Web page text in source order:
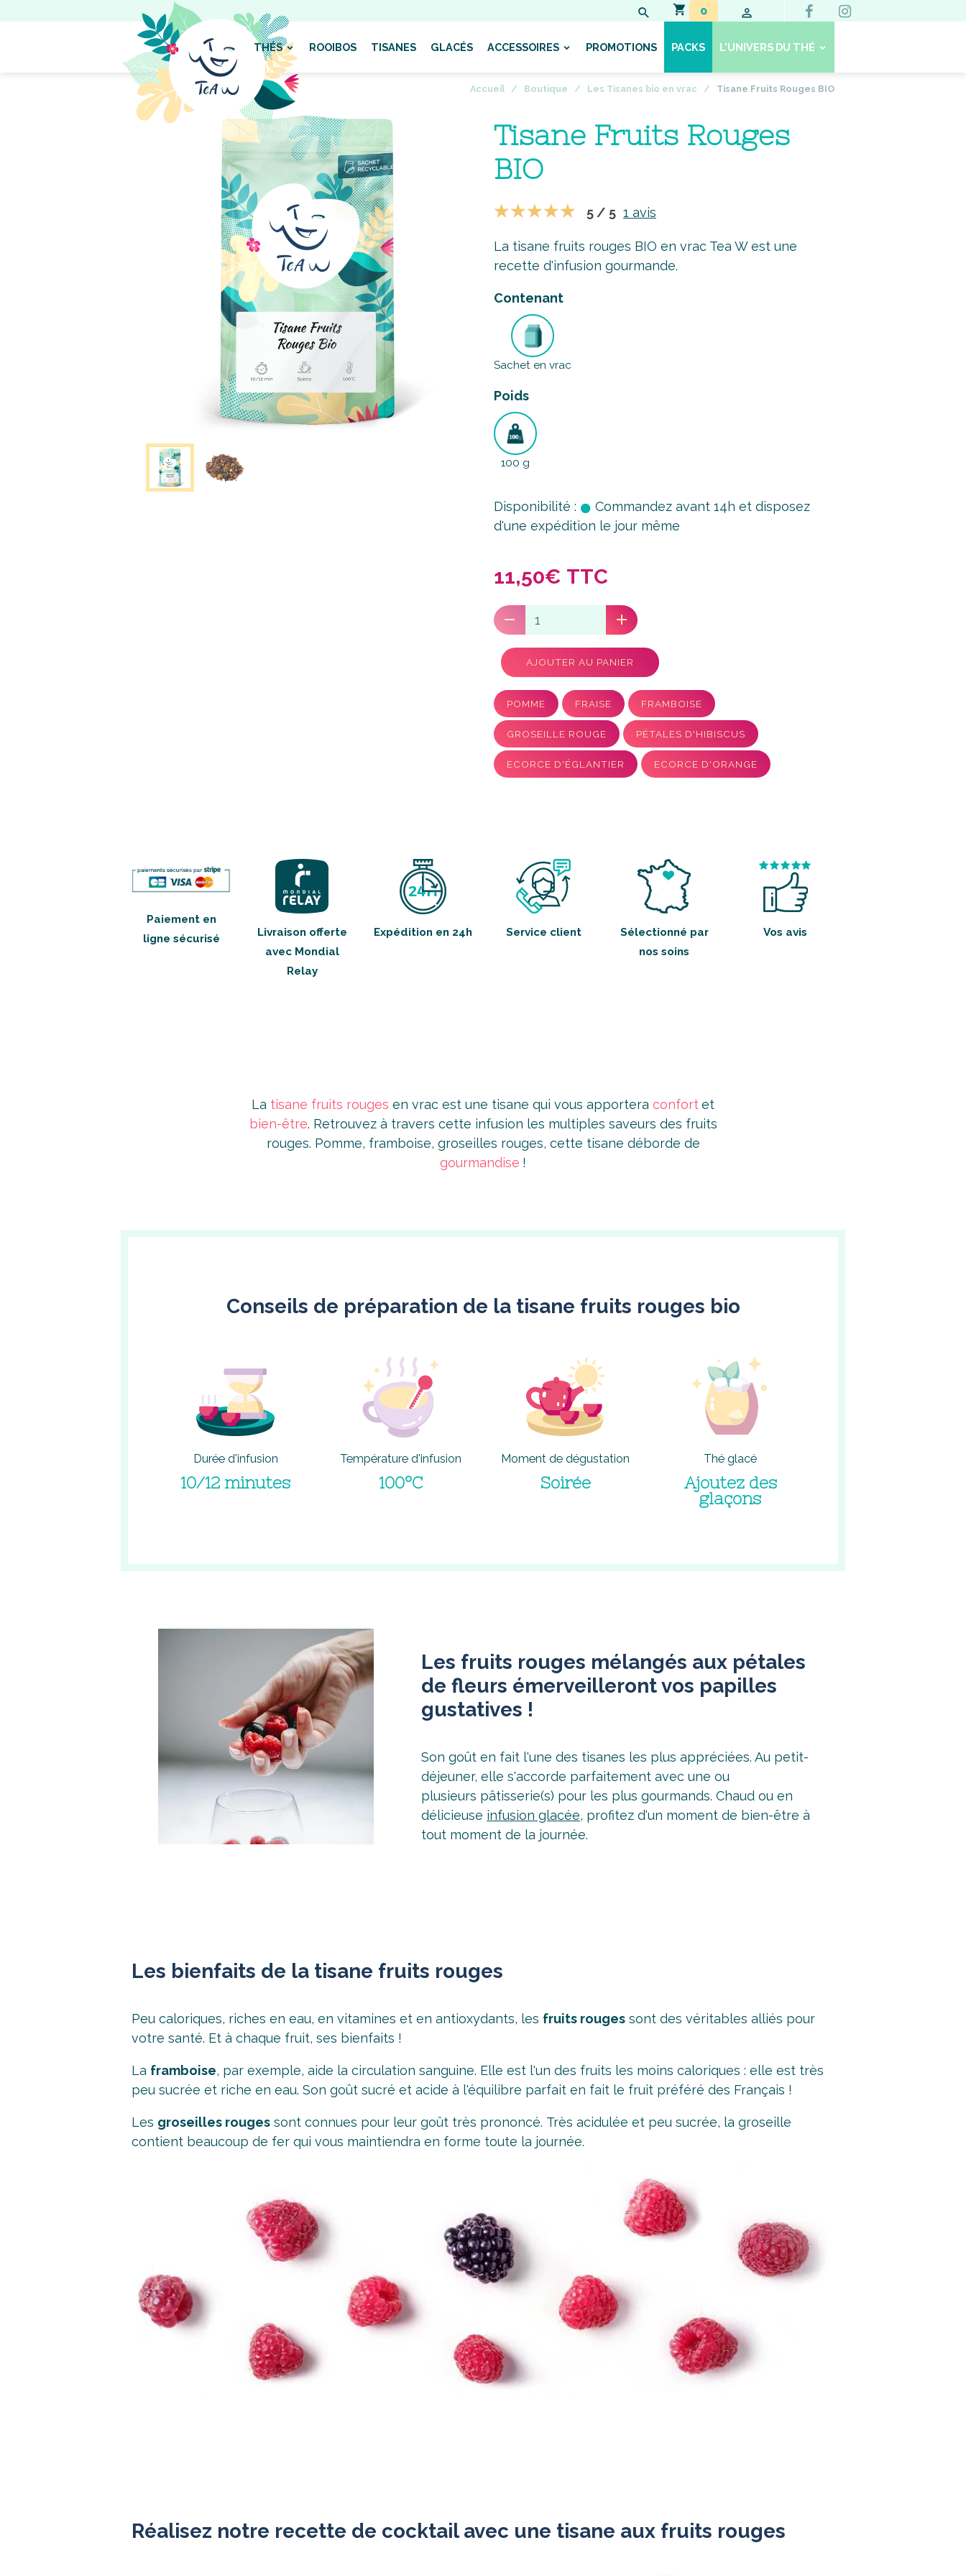
THÉS ROOIBOS TISANES GLACÉS ACCESSOIRES PROMOTIONS PACKS L'UNIVERS DU THÉ
0
Accueil Boutique Les Tisanes bio en vrac Tisane Fruits Rouges BIO
Tisane Fruits Rouges
BIO
5 / 5 1 avis
La tisane fruits rouges BIO en vrac Tea W est une
recette d'infusion gourmande.
Contenant
Sachet en vrac
Poids
100 g
Disponibilité :
Commandez avant 14h et disposez
d'une expédition le jour même
11,50€ TTC
AJOUTER AU PANIER
POMME FRAISE FRAMBOISE
GROSEILLE ROUGE PÉTALES D'HIBISCUS
ECORCE D'ÉGLANTIER ECORCE D'ORANGE
Paiement en
ligne sécurisé
Livraison offerte
avec Mondial
Relay
Expédition en 24h Service client
Sélectionné par
nos soins
Vos avis
La tisane fruits rouges en vrac est une tisane qui vous apportera confortet
bien-être. Retrouvez à travers cette infusion les multiples saveurs des fruits
rouges. Pomme, framboise, groseilles rouges, cette tisane déborde de
gourmandise !
Conseils de préparation de la tisane fruits rouges bio
Durée d'infusion
10/12 minutes
Température d'infusion
100°C
Moment de dégustation
Soirée
Thé glacé
Ajoutez des
glaçons
Les fruits rouges mélangés aux pétales
de fleurs émerveilleront vos papilles
gustatives !
Son goût en fait l'une des tisanes les plus appréciées. Au petit-
déjeuner, elle s'accorde parfaitement avec une ou
plusieurs pâtisserie(s) pour les plus gourmands. Chaud ou en
délicieuse infusion glacée, profitez d'un moment de bien-être à
tout moment de la journée.
Les bienfaits de la tisane fruits rouges
Peu caloriques, riches en eau, en vitamines et en antioxydants, les fruits rouges sont des véritables alliés pour
votre santé. Et à chaque fruit, ses bienfaits !
La framboise, par exemple, aide la circulation sanguine. Elle est l'un des fruits les moins caloriques : elle est très
peu sucrée et riche en eau. Son goût sucré et acide à l'équilibre parfait en fait le fruit préféré des Français !
Les groseilles rouges sont connues pour leur goût très prononcé. Très acidulée et peu sucrée, la groseille
contient beaucoup de fer qui vous maintiendra en forme toute la journée.
Réalisez notre recette de cocktail avec une tisane aux fruits rouges